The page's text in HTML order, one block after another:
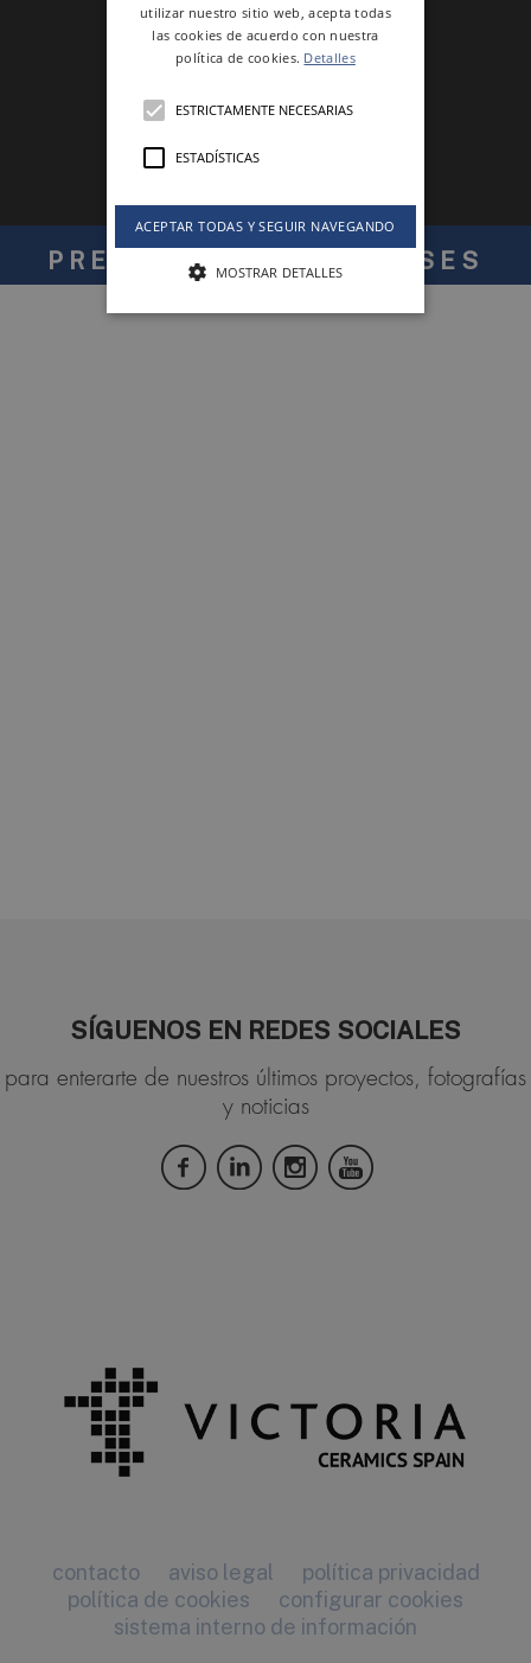
PRESENTE EN 120 PAÍSES
SÍGUENOS EN REDES SOCIALES
para enterarte de nuestros últimos proyectos, fotografías
y noticias
contacto aviso legal
política privacidad
política de cookies
configurar cookies
sistema interno de información
utilizar nuestro sitio web, acepta todas
las cookies de acuerdo con nuestra
política de cookies. Detalles
ESTRICTAMENTE NECESARIAS
ESTADÍSTICAS
ACEPTAR TODAS Y SEGUIR NAVEGANDO
MOSTRAR DETALLES